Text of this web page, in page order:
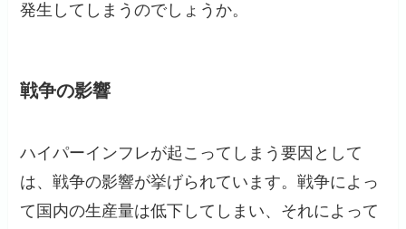
発生してしまうのでしょうか。
戦争の影響
ハイパーインフレが起こってしまう要因として
は、戦争の影響が挙げられています。戦争によっ
て国内の生産量は低下してしまい、それによって